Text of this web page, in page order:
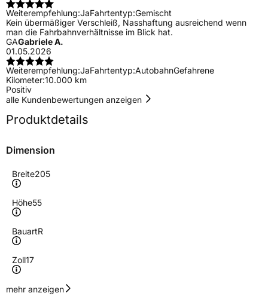
Weiterempfehlung:JaFahrtentyp:Gemischt
Kein übermäßiger Verschleiß, Nasshaftung ausreichend wenn
man die Fahrbahnverhältnisse im Blick hat.
GAGabriele A.
01.05.2026
Weiterempfehlung:JaFahrtentyp:AutobahnGefahrene
Kilometer:10.000 km
Positiv
alle Kundenbewertungen anzeigen
Produktdetails
Dimension
Breite205
Höhe55
BauartR
Zoll17
Geschwindigkeitsindex
mehr anzeigen